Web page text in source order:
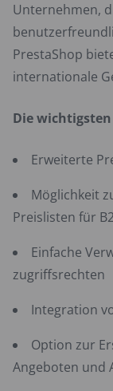
Unternehmen,
PrestaShop
internationale
Die
Erweiterte
Möglichkeit
Preislisten für
Einfache
zugriffsrechten
Integration
Option zur
Angeboten und